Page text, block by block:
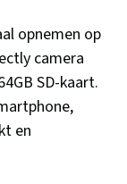
opnemen op
camera
SD-kaart.
en